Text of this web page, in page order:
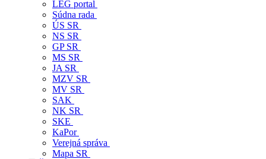
LEG portal
Súdna rada
ÚS SR
NS SR
GP SR
MS SR
JA SR
MZV SR
MV SR
SAK
NK SR
SKE
KaPor
Verejná správa
Mapa SR